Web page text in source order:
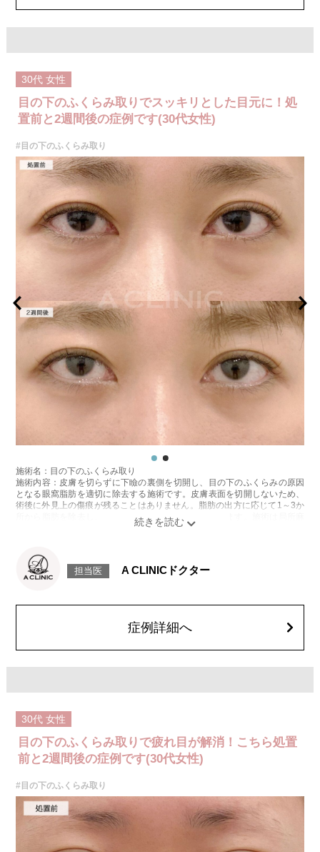
30代 女性
目の下のふくらみ取りでスッキリとした目元に！処
置前と2週間後の症例です(30代女性)
#目の下のふくらみ取り
施術名：目の下のふくらみ取り
施術内容：皮膚を切らずに下瞼の裏側を切開し、目の下のふくらみの原因
となる眼窩脂肪を適切に除去する施術です。皮膚表面を切開しないため、
術後に外見上の傷痕が残ることはありません。脂肪の出方に応じて1～3か
所から脂肪を除去し、目の下の凹凸をなめらかに整えます。施術は局所麻
後一時的に生じることがございますが、通常は数日〜1週間程度で自然に軽
快します。また、稀に細菌感染症、ふくらみの残り・凹み、しわ・たるみ
オプション：笑気麻酔 3,300円(税込)
担当医 A CLINICドクター
症例詳細へ
30代 女性
目の下のふくらみ取りで疲れ目が解消！こちら処置
前と2週間後の症例です(30代女性)
#目の下のふくらみ取り